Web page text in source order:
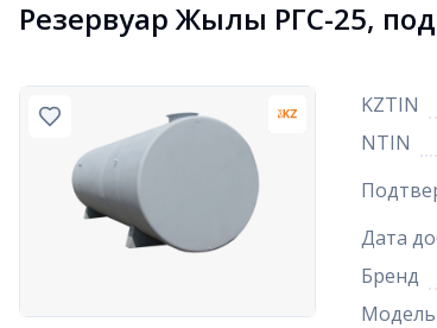
Резервуар Жылы РГС-25,
KZTIN
NTIN
Дата
Бренд
Модель